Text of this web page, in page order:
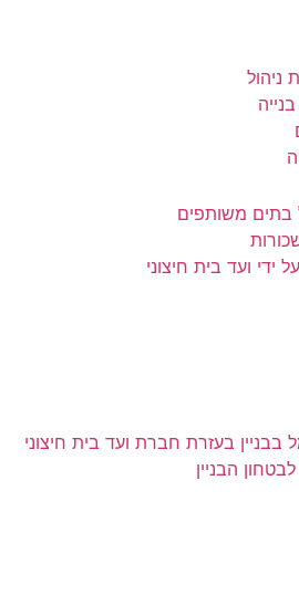
בתים משותפים
ידי ועד בית חיצוני
בבניין בעזרת חברת ועד בית חיצוני
הבניין